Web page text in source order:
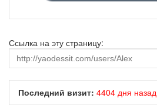
Ссылка на эту страницу:
Последний визит: 4404 дня назад